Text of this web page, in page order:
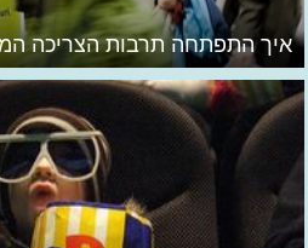
איך התפתחה תרבות הצריכה